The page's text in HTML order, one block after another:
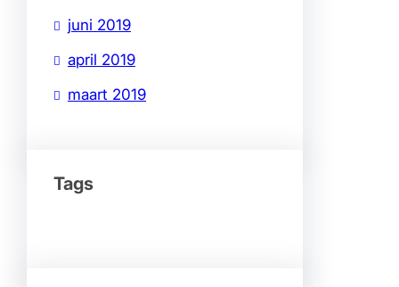
juni 2019
april 2019
maart 2019
Tags